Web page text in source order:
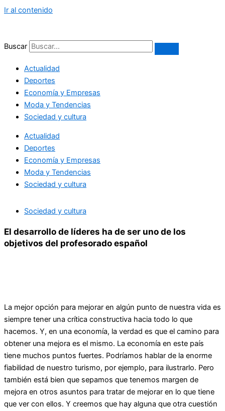
Ir al contenido
Buscar
Actualidad
Deportes
Economía y Empresas
Moda y Tendencias
Sociedad y cultura
Actualidad
Deportes
Economía y Empresas
Moda y Tendencias
Sociedad y cultura
Sociedad y cultura
El desarrollo de líderes ha de ser uno de los
objetivos del profesorado español
La mejor opción para mejorar en algún punto de nuestra vida es
siempre tener una crítica constructiva hacia todo lo que
hacemos. Y, en una economía, la verdad es que el camino para
obtener una mejora es el mismo. La economía en este país
tiene muchos puntos fuertes. Podríamos hablar de la enorme
fiabilidad de nuestro turismo, por ejemplo, para ilustrarlo. Pero
también está bien que sepamos que tenemos margen de
mejora en otros asuntos para tratar de mejorar en lo que tiene
que ver con ellos. Y creemos que hay alguna que otra cuestión